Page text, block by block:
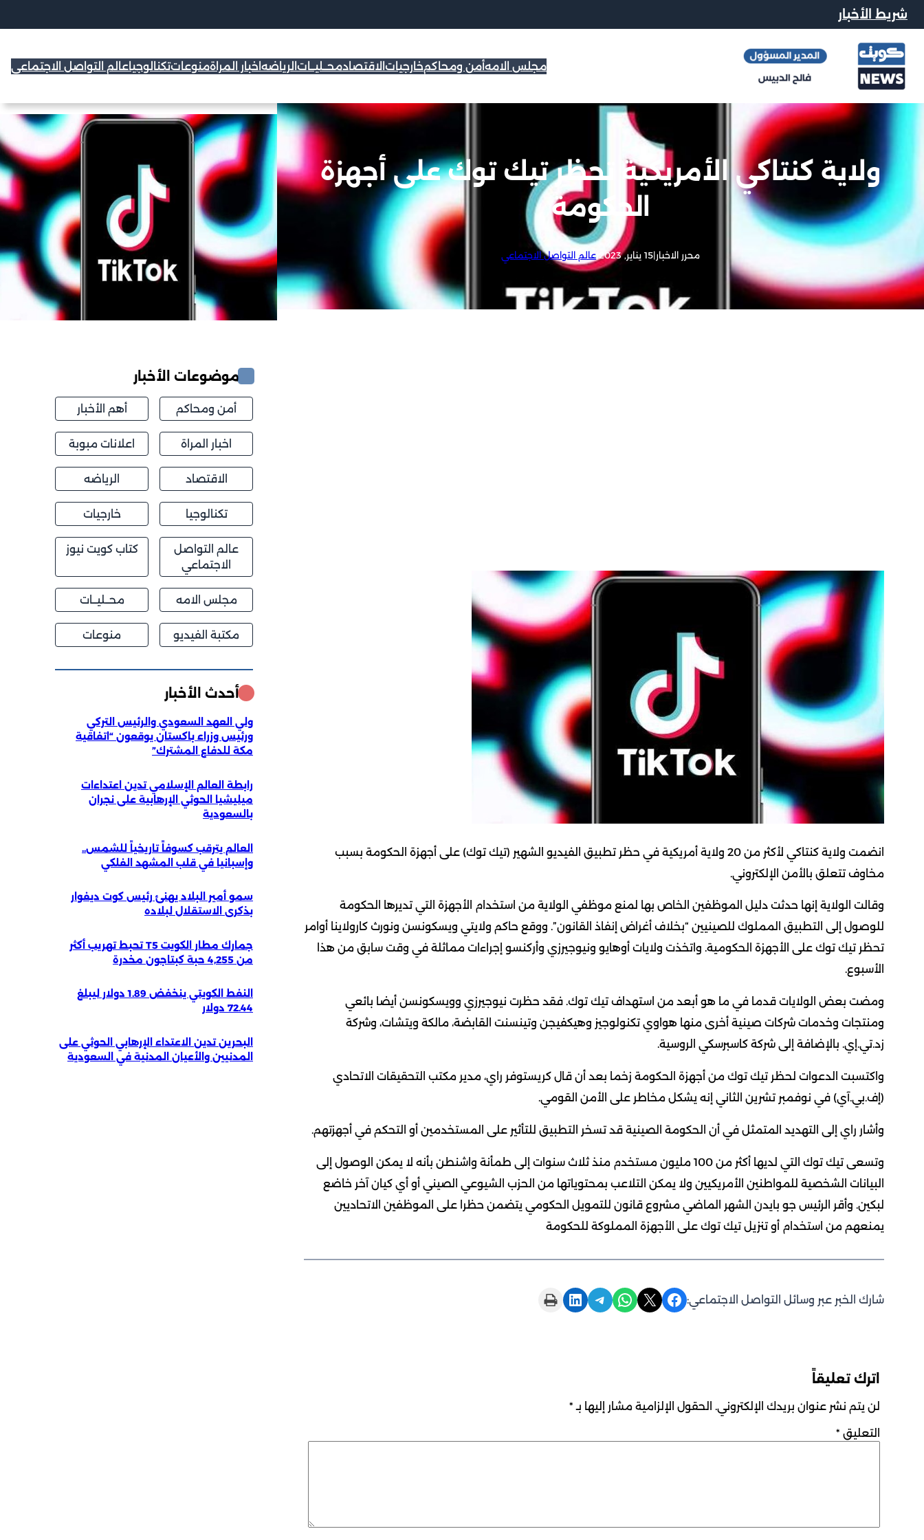
شريط الأخبار
مجلس الامهأمن ومحاكمخارجيات الاقتصادمحــليــات الرياضه اخبار المراةمنوعاتتكنالوجياعالم التواصل الاجتماعي
ولاية كنتاكي الأمريكية تحظر تيك توك على أجهزة
الحكومة
محرر الاخبار|15 يناير, 2023 |عالم التواصل الاجتماعي
انضمت ولاية كنتاكي لأكثر من 20 ولاية أمريكية في حظر تطبيق الفيديو الشهير (تيك توك) على أجهزة الحكومة بسبب
مخاوف تتعلق بالأمن الإلكتروني.
وقالت الولاية إنها حدثت دليل الموظفين الخاص بها لمنع موظفي الولاية من استخدام الأجهزة التي تديرها الحكومة
للوصول إلى التطبيق المملوك للصينيين “بخلاف أغراض إنفاذ القانون”. ووقع حاكم ولايتي ويسكونسن ونورث كارولاينا أوامر
تحظر تيك توك على الأجهزة الحكومية. واتخذت ولايات أوهايو ونيوجيرزي وأركنسو إجراءات مماثلة في وقت سابق من هذا
الأسبوع.
ومضت بعض الولايات قدما في ما هو أبعد من استهداف تيك توك. فقد حظرت نيوجيرزي وويسكونسن أيضا بائعي
ومنتجات وخدمات شركات صينية أخرى منها هواوي تكنولوجيز وهيكفيجن وتينسنت القابضة، مالكة ويتشات، وشركة
زد.تي.إي. بالإضافة إلى شركة كاسبرسكي الروسية.
واكتسبت الدعوات لحظر تيك توك من أجهزة الحكومة زخما بعد أن قال كريستوفر راي، مدير مكتب التحقيقات الاتحادي
(إف.بي.آي) في نوفمبر تشرين الثاني إنه يشكل مخاطر على الأمن القومي.
وأشار راي إلى التهديد المتمثل في أن الحكومة الصينية قد تسخر التطبيق للتأثير على المستخدمين أو التحكم في أجهزتهم.
وتسعى تيك توك التي لديها أكثر من 100 مليون مستخدم منذ ثلاث سنوات إلى طمأنة واشنطن بأنه لا يمكن الوصول إلى
البيانات الشخصية للمواطنين الأمريكيين ولا يمكن التلاعب بمحتوياتها من الحزب الشيوعي الصيني أو أي كيان آخر خاضع
لبكين. وأقر الرئيس جو بايدن الشهر الماضي مشروع قانون للتمويل الحكومي يتضمن حظرا على الموظفين الاتحاديين
يمنعهم من استخدام أو تنزيل تيك توك على الأجهزة المملوكة للحكومة
شارك الخبر عبر وسائل التواصل الاجتماعي: Share on Facebook
Share on X
Share on WhatsApp
Share on Telegram
Share on LinkedIn
Print this Page
اترك تعليقاً
لن يتم نشر عنوان بريدك الإلكتروني. الحقول الإلزامية مشار إليها بـ *
التعليق *
موضوعات الأخبار
أمن ومحاكم أهم الأخبار
اخبار المراة اعلانات مبوبة
الاقتصاد الرياضه
تكنالوجيا خارجيات
عالم التواصل
الاجتماعي
كتاب كويت نيوز
مجلس الامه محــليــات
مكتبة الفيديو منوعات
أحدث الأخبار
ولي العهد السعودي والرئيس التركي
ورئيس وزراء باكستان يوقعون “اتفاقية
مكة للدفاع المشترك”
رابطة العالم الإسلامي تدين اعتداءات
ميليشيا الحوثي الإرهابية على نجران
بالسعودية
العالم يترقب كسوفاً تاريخياً للشمس..
وإسبانيا في قلب المشهد الفلكي
سمو أمير البلاد يهنئ رئيس كوت ديفوار
بذكرى الاستقلال لبلاده
جمارك مطار الكويت T5 تحبط تهريب أكثر
من 4,255 حبة كبتاجون مخدرة
النفط الكويتي ينخفض 1.89 دولار ليبلغ
72.44 دولار
البحرين تدين الاعتداء الإرهابي الحوثي على
المدنيين والأعيان المدنية في السعودية